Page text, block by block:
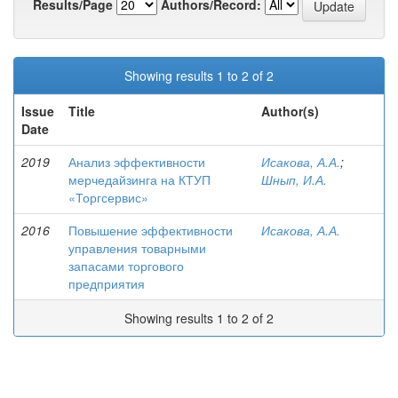
Results/Page
Authors/Record:
Showing results 1 to 2 of 2
Issue
Date
Title Author(s)
2019
Анализ эффективности
мерчедайзинга на КТУП
«Торгсервис»
Исакова, А.А.;
Шнып, И.А.
2016
Повышение эффективности
управления товарными
запасами торгового
предприятия
Исакова, А.А.
Showing results 1 to 2 of 2